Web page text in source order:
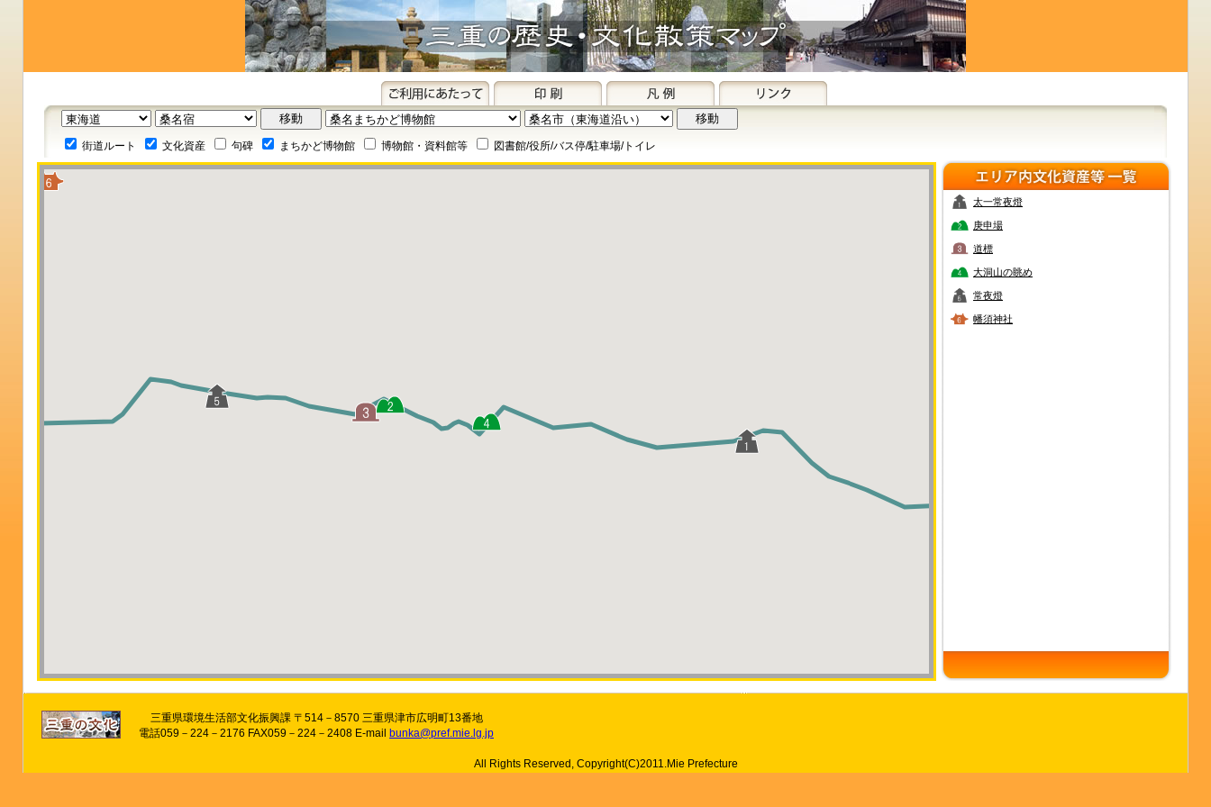
街道ルート 文化資産 句碑 まちかど博物館 博物館・資料館等 図書館/役所/バス停/駐車場/トイレ
太一常夜燈
庚申場
道標
大洞山の眺め
常夜燈
幡須神社
三重県環境生活部文化振興課 〒514－8570 三重県津市広明町13番地
電話059－224－2176 FAX059－224－2408 E-mail bunka@pref.mie.lg.jp
All Rights Reserved, Copyright(C)2011.Mie Prefecture